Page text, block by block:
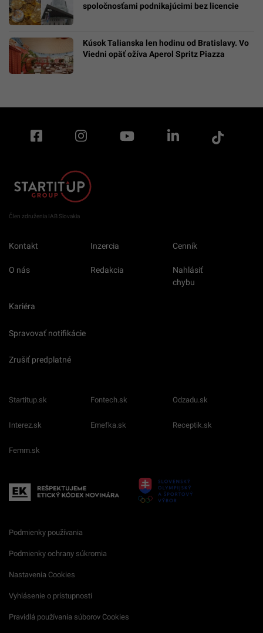
spoločnosťami podnikajúcimi bez licencie
Kúsok Talianska len hodinu od Bratislavy. Vo
Viedni opäť ožíva Aperol Spritz Piazza
Člen združenia IAB Slovakia
Kontakt Inzercia Cenník
O nás Redakcia
Nahlásiť
chybu
Kariéra
Spravovať notifikácie
Zrušiť predplatné
Startitup.sk Fontech.sk Odzadu.sk
Interez.sk Emefka.sk Receptik.sk
Femm.sk
Podmienky používania
Podmienky ochrany súkromia
Nastavenia Cookies
Vyhlásenie o prístupnosti
Pravidlá používania súborov Cookies